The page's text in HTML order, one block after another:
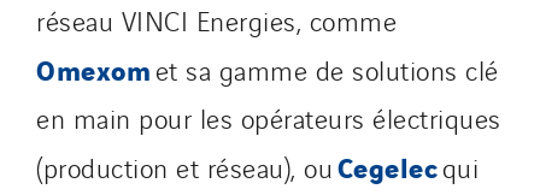
réseau VINCI Energies, comme
Omexomet sa gamme de solutions clé
en main pour les opérateurs électriques
(production et réseau), ouCegelecqui